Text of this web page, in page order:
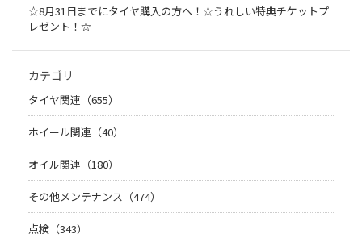
☆8月31日までにタイヤ購入の方へ！☆うれしい特典チケットプ
レゼント！☆
カテゴリ
タイヤ関連（655）
ホイール関連（40）
オイル関連（180）
その他メンテナンス（474）
点検（343）